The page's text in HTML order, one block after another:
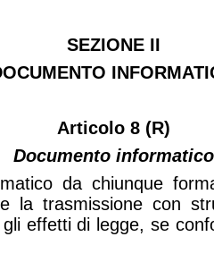
SEZIONE II
Articolo 8 (R)
Documento informatico
da chiunque
la trasmissione con
effetti di legge, se